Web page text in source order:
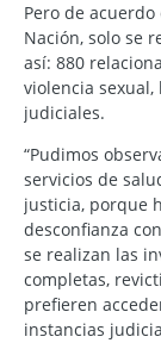
Pero de
Nación, solo se
así: 880
violencia
judiciales.
“Pudimos
servicios de
justicia, porque
desconfianza
se realizan las
completas,
prefieren
instancias